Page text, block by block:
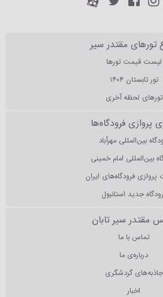
تورهای مقتدر سیر
لیست قیمت تورها
تور تابستان ۱۴۰۴
تورهای لحظه آخری
پروازی فرودگاه‌ها
بین‌المللی مهرآباد
بین‌المللی امام خمینی
پروازی فرودگاه‌های ایران
جدید استانبول
مقتدر سیر تابان
تماس با ما
درباره‌ی ما
جاذبه‌های گردشگری
اخبار